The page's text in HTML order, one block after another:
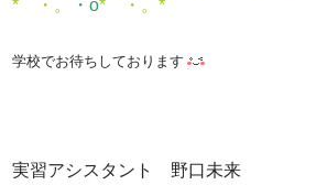
*゜・。
・o*゜・。*
学校でお待ちしております
実習アシスタント 野口未来